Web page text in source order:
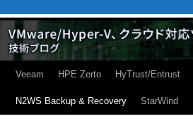
Veeam HPE Zerto HyTrust/Entrust
N2WS Backup & Recovery StarWind